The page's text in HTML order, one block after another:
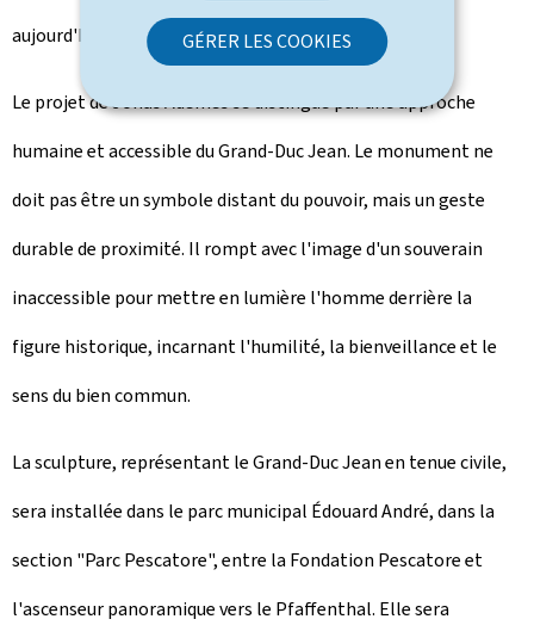
GÉRER LES COOKIES
aujourd'hui établi à Aschaffenburg, en Allemagne.
Le projet de Jonas Ademes se distingue par une approche
humaine et accessible du Grand-Duc Jean. Le monument ne
doit pas être un symbole distant du pouvoir, mais un geste
durable de proximité. Il rompt avec l'image d'un souverain
inaccessible pour mettre en lumière l'homme derrière la
figure historique, incarnant l'humilité, la bienveillance et le
sens du bien commun.
La sculpture, représentant le Grand-Duc Jean en tenue civile,
sera installée dans le parc municipal Édouard André, dans la
section "Parc Pescatore", entre la Fondation Pescatore et
l'ascenseur panoramique vers le Pfaffenthal. Elle sera